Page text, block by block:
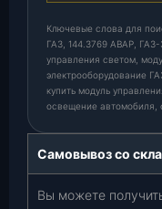
Ключевые слова для
ГАЗ, 144.3769 АВАР, ГАЗ-
управления светом,
электрооборудование
купить модуль
освещение автомобиля,
Самовывоз со
Вы можете